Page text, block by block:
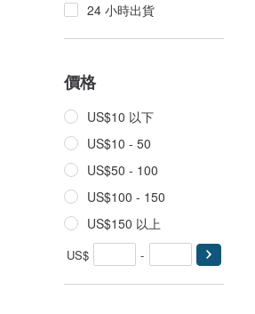
24 小時出貨
價格
US$10 以下
US$10 - 50
US$50 - 100
US$100 - 150
US$150 以上
US$ -